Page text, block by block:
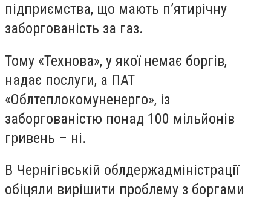
підприємства, що мають п’ятирічну
заборгованість за газ.
Тому «Технова», у якої немає боргів,
надає послуги, а ПАТ
«Облтеплокомуненерго», із
заборгованістю понад 100 мільйонів
гривень – ні.
В Чернігівській облдержадміністрації
обіцяли вирішити проблему з боргами